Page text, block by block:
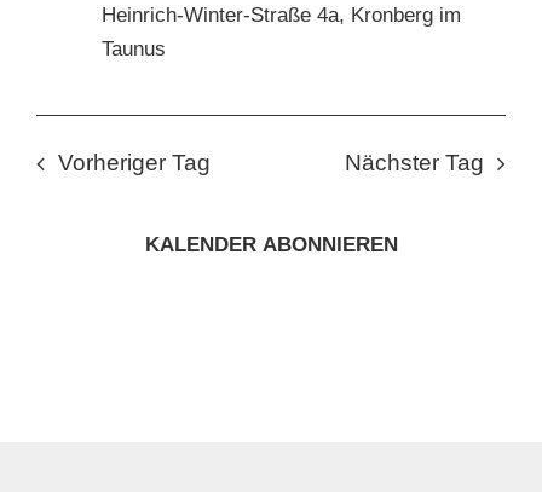
Heinrich-Winter-Straße 4a, Kronberg im
Taunus
Vorheriger Tag Nächster Tag
KALENDER ABONNIEREN